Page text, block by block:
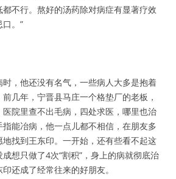
不行。熬好的汤药除对病症有显著疗效
。”
，他还没有名气，一些病人大多是抱着
几年，宁晋县马庄一个格垫厂的老板，
院里查不出毛病，四处求医，哪里也治
能冶病，他一点儿都不相信，在朋友多
找到王东印。一开始，还有些看不起这
想只做了4次“割积”，身上的病就彻底治
还成了经常往来的好朋友。